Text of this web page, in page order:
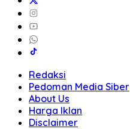
Redaksi
Pedoman Media Siber
About Us
Harga Iklan
Disclaimer